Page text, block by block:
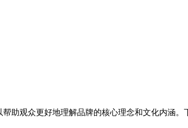
助观众更好地理解品牌的核心理念和文化内涵